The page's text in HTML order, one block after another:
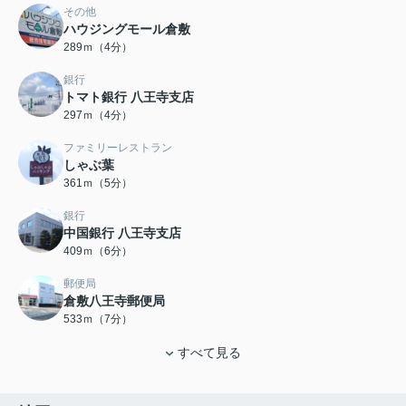
その他
ハウジングモール倉敷
289ｍ（4分）
銀行
トマト銀行 八王寺支店
297ｍ（4分）
ファミリーレストラン
しゃぶ葉
361ｍ（5分）
銀行
中国銀行 八王寺支店
409ｍ（6分）
郵便局
倉敷八王寺郵便局
533ｍ（7分）
すべて見る